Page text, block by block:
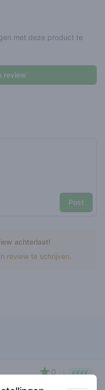
met deze product te
review
Post
achterlaat!
review te schrijven.
0/ 5 €€€€